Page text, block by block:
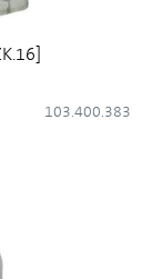
103.400.383